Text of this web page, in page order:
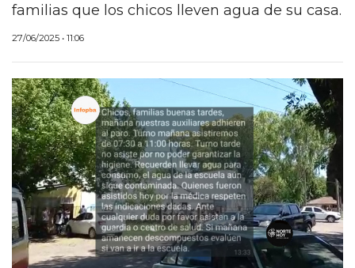
PAIS
ULTIMAS NOTICIAS
TEMAS DESTACADOS
TECNOLOGÍA
SERVICIOS
PRONÓSTICO
HORÓSCOPO
familias que los chicos lleven agua de su casa.
27/06/2025 • 11:06